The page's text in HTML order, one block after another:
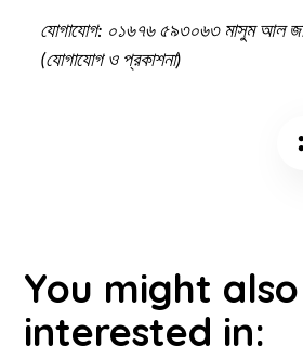
যোগাযোগ: ০১৬৭৬ ৫৯৩০৬৩ মাসুম আল
(যোগাযোগ ও প্রকাশনা)
You might
interested in: